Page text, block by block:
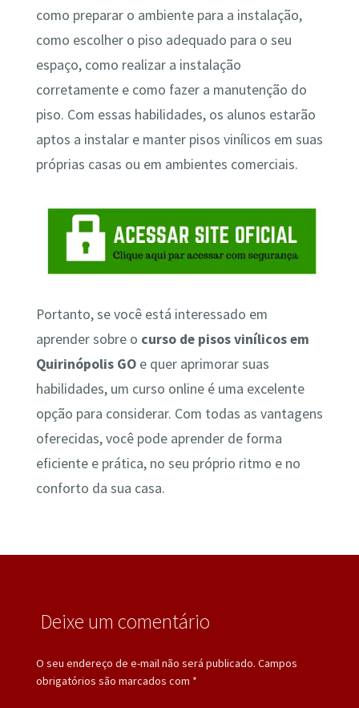
como preparar o ambiente para a instalação,
como escolher o piso adequado para o seu
espaço, como realizar a instalação
corretamente e como fazer a manutenção do
piso. Com essas habilidades, os alunos estarão
aptos a instalar e manter pisos vinílicos em suas
próprias casas ou em ambientes comerciais.
Portanto, se você está interessado em
aprender sobre o curso de pisos vinílicos em
Quirinópolis GOe quer aprimorar suas
habilidades, um curso online é uma excelente
opção para considerar. Com todas as vantagens
oferecidas, você pode aprender de forma
eficiente e prática, no seu próprio ritmo e no
conforto da sua casa.
Deixe um comentário
O seu endereço de e-mail não será publicado. Campos
obrigatórios são marcados com *